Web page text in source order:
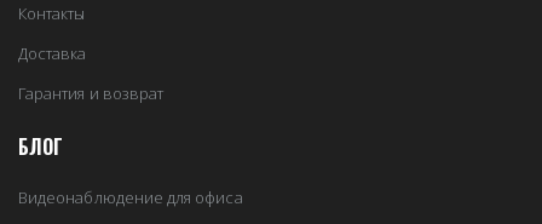
Контакты
Доставка
Гарантия и возврат
БЛОГ
Видеонаблюдение для офиса